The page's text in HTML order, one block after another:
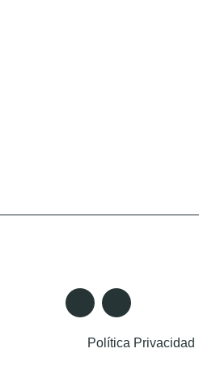
Política Privacidad